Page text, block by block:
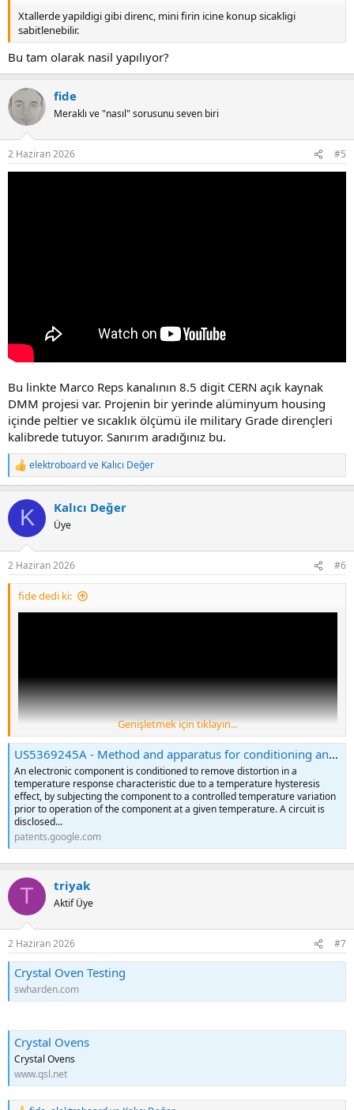
Xtallerde yapildigi gibi direnc, mini firin icine konup sicakligi
sabitlenebilir.
Bu tam olarak nasil yapılıyor?
fide
Meraklı ve "nasıl" sorusunu seven biri
2 Haziran 2026 #5
Bu linkte Marco Reps kanalının 8.5 digit CERN açık kaynak
DMM projesi var. Projenin bir yerinde alüminyum housing
içinde peltier ve sıcaklık ölçümü ile military Grade dirençleri
kalibrede tutuyor. Sanırım aradığınız bu.
R
e
c
i
s
:
elektroboardve Kalıcı Değer
K Kalıcı Değer
Üye
2 Haziran 2026 #6
fide dedi ki:
Bu linkte Marco Reps kanalının 8.5 digit CERN açık kaynak DMM
projesi var. Projenin bir yerinde alüminyum housing içinde peltier ve
sıcaklık ölçümü ile military Grade dirençleri kalibrede tutuyor.
Genişletmek için tıklayın...
US5369245A - Method and apparatus for conditioning an electronic component having a characteristic subject to variation with temperature - Google Patents
An electronic component is conditioned to remove distortion in a
temperature response characteristic due to a temperature hysteresis
effect, by subjecting the component to a controlled temperature variation
prior to operation of the component at a given temperature. A circuit is
disclosed...
patents.google.com
T triyak
Aktif Üye
2 Haziran 2026 #7
Crystal Oven Testing
swharden.com
Crystal Ovens
Crystal Ovens
www.qsl.net